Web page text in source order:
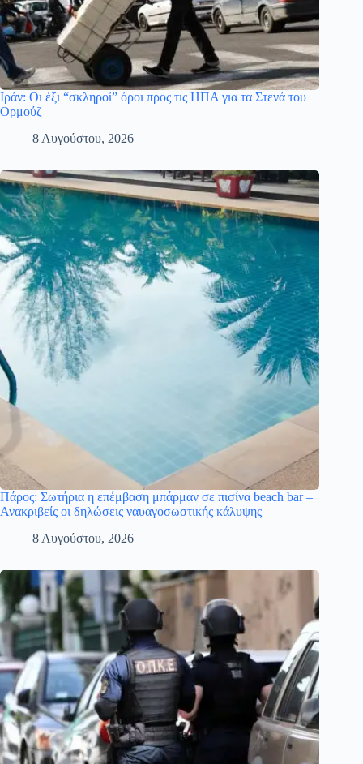
Ιράν: Οι έξι “σκληροί” όροι προς τις ΗΠΑ για τα Στενά του
Ορμούζ
8 Αυγούστου, 2026
Πάρος: Σωτήρια η επέμβαση μπάρμαν σε πισίνα beach bar –
Ανακριβείς οι δηλώσεις ναυαγοσωστικής κάλυψης
8 Αυγούστου, 2026